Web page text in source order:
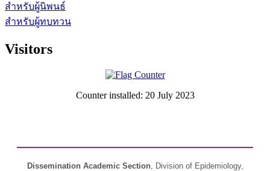
สำหรับผู้นิพนธ์
สำหรับผู้ทบทวน
Visitors
Counter installed: 20 July 2023
Dissemination Academic Section, Division of Epidemiology,